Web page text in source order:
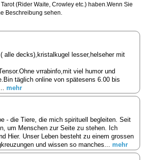
(Rider Waite, Crowley etc.) haben.Wenn Sie
Beschreibung sehen.
alle decks),kristalkugel lesser,helseher mit
vrrabinfo,mit viel humor und
täglich online von spätesens 6.00 bis
mehr
- die Tiere, die mich spirituell begleiten. Seit
um Menschen zur Seite zu stehen. Ich
Hier. Unser Leben besteht zu einem grossen
und wissen so manches... mehr